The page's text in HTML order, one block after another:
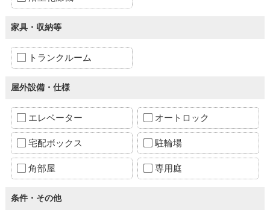
家具・収納等
トランクルーム
屋外設備・仕様
エレベーター オートロック
宅配ボックス 駐輪場
角部屋 専用庭
条件・その他